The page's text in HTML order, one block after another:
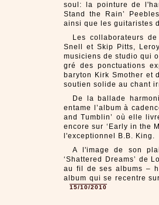
soul: la pointure de
Stand the Rain’
ainsi que les guitaristes
Les collaborateurs
Snell et Skip Pitts,
musiciens de studio qui
gré des ponctuations
baryton Kirk Smother et
soutien solide au chant
De la ballade
entame l’album à
and Tumblin’ où elle
encore sur ‘Early in the
l'exceptionnel B.B. King.
A l'image de son
‘Shattered Dreams’ de
au fil de ses albums –
album qui se recentre
15/10/2010